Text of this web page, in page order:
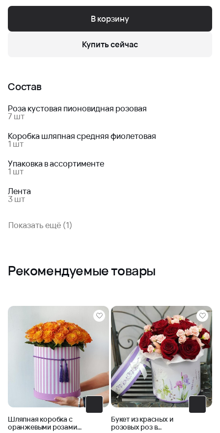
В корзину
Купить сейчас
Состав
Роза кустовая пионовидная розовая
7 шт
Коробка шляпная средняя фиолетовая
1 шт
Упаковка в ассортименте
1 шт
Лента
3 шт
Показать ещё (1)
Рекомендуемые товары
Шляпная коробка с
оранжевыми розами
Букет из красных и
розовых роз в